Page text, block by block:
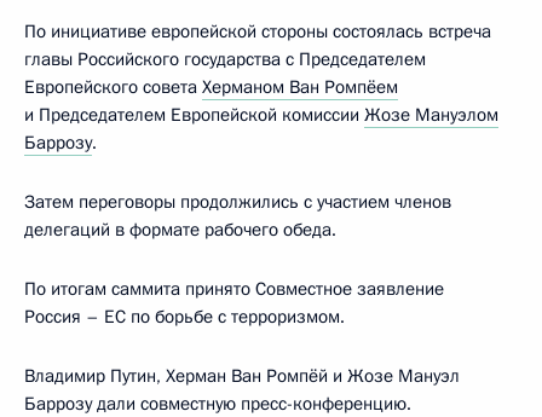
По инициативе европейской стороны состоялась встреча
главы Российского государства с Председателем
Европейского совета Херманом Ван Ромпёем
и Председателем Европейской комиссии Жозе Мануэлом
Баррозу.
Затем переговоры продолжились с участием членов
делегаций в формате рабочего обеда.
По итогам саммита принято Совместное заявление
Россия – ЕС по борьбе с терроризмом.
Владимир Путин, Херман Ван Ромпёй и Жозе Мануэл
Баррозу дали совместную пресс-конференцию.